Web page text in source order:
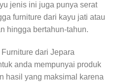
jenis ini juga punya serat
furniture dari kayu jati atau
hingga bertahun-tahun.
dari Jepara
anda mempunyai produk
hasil yang maksimal karena